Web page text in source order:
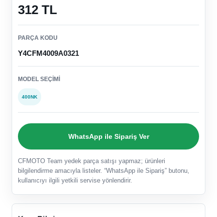
312 TL
PARÇA KODU
Y4CFM4009A0321
MODEL SEÇIMI
400NK
WhatsApp ile Sipariş Ver
CFMOTO Team yedek parça satışı yapmaz; ürünleri
bilgilendirme amacıyla listeler. “WhatsApp ile Sipariş” butonu,
kullanıcıyı ilgili yetkili servise yönlendirir.